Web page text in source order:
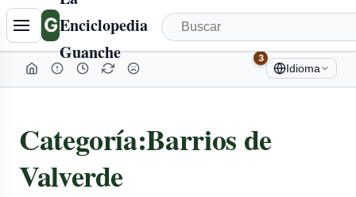
GEnciclopedia
Guanche
3
Idioma
Categoría:Barrios de
Valverde